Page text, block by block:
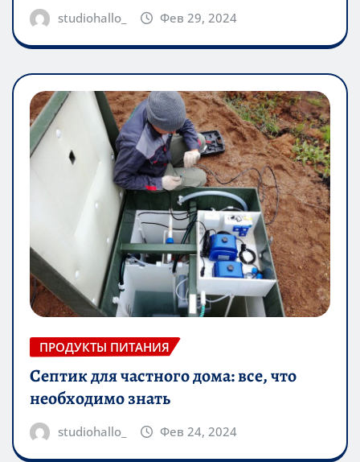
studiohallo_ Фев 29, 2024
ПРОДУКТЫ ПИТАНИЯ
Септик для частного дома: все, что
необходимо знать
studiohallo_ Фев 24, 2024